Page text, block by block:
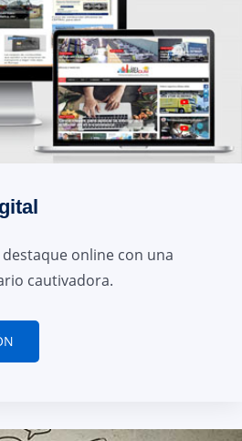
online con una
cautivadora.